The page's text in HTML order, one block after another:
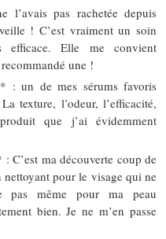
pas rachetée depuis
! C’est vraiment un soin
efficace. Elle me convient
une !
* : un de mes sérums favoris
texture, l’odeur, l’efficacité,
que j’ai évidemment
: C’est ma découverte coup de
pour le visage qui ne
pas même pour ma peau
bien. Je ne m’en passe